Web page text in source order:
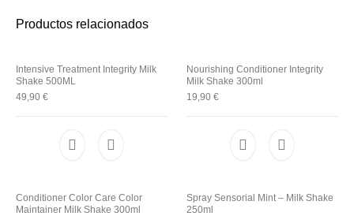
Productos relacionados
Intensive Treatment Integrity Milk
Shake 500ML
49,90€
Nourishing Conditioner Integrity
Milk Shake 300ml
19,90 €
Conditioner Color Care Color
Maintainer Milk Shake 300ml
Spray Sensorial Mint – Milk Shake
250ml